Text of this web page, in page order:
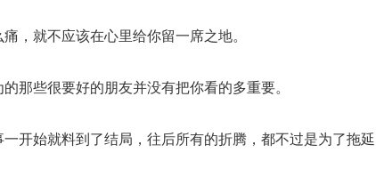
，就不应该在心里给你留一席之地。
那些很要好的朋友并没有把你看的多重要。
开始就料到了结局，往后所有的折腾，都不过是为了拖延